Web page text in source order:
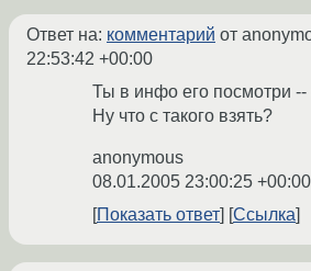
Ответ на: комментарий от
22:53:42 +00:00
Ты в инфо его посмотри
Ну что с такого взять?
anonymous
08.01.2005 23:00:25 +00:00
Показать ответ
Ссылка